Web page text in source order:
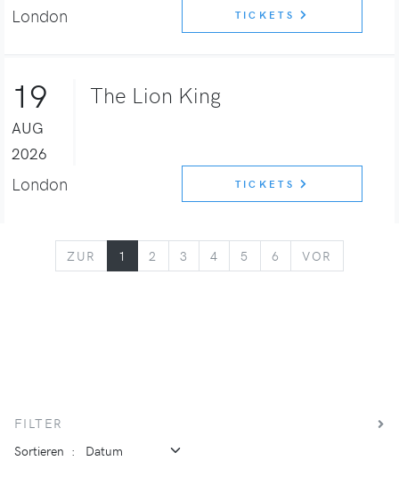
London TICKETS
19
AUG
2026
The Lion King
London TICKETS
ZUR ZURÜCK
1 2 3 4 5 6 VOR
FILTER
Sortieren :